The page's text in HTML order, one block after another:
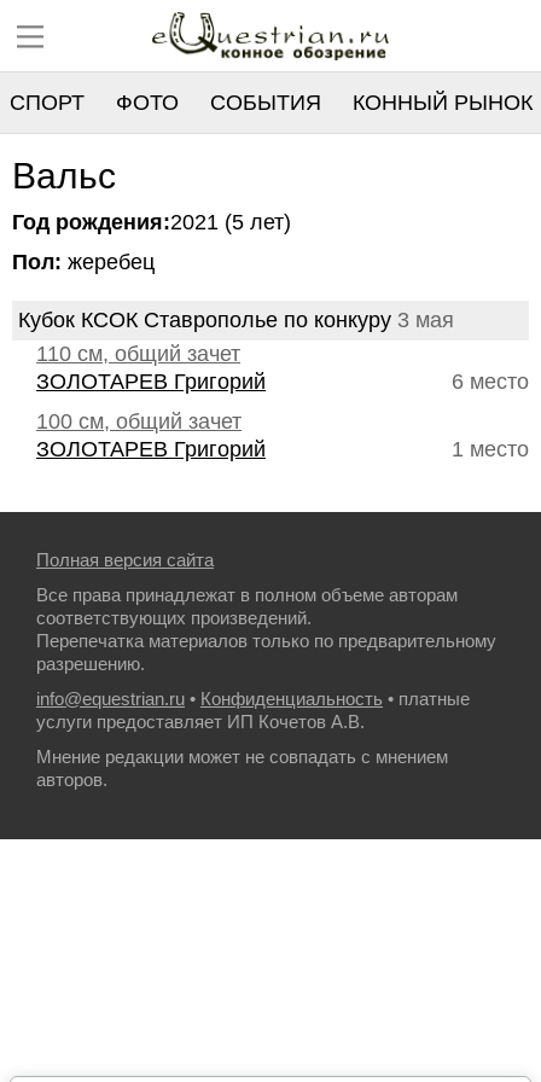
СПОРТ ФОТО СОБЫТИЯ КОННЫЙ РЫНОК
РЕЕСТР
Вальс
Год рождения:2021 (5 лет)
Пол: жеребец
Кубок КСОК Ставрополье по конкуру 3 мая
110 см, общий зачет
6 место
ЗОЛОТАРЕВ Григорий
100 см, общий зачет
1 место
ЗОЛОТАРЕВ Григорий
Полная версия сайта
Все права принадлежат в полном объеме авторам
соответствующих произведений.
Перепечатка материалов только по предварительному
разрешению.
info@equestrian.ru • Конфиденциальность • платные
услуги предоставляет ИП Кочетов А.В.
Мнение редакции может не совпадать с мнением
авторов.